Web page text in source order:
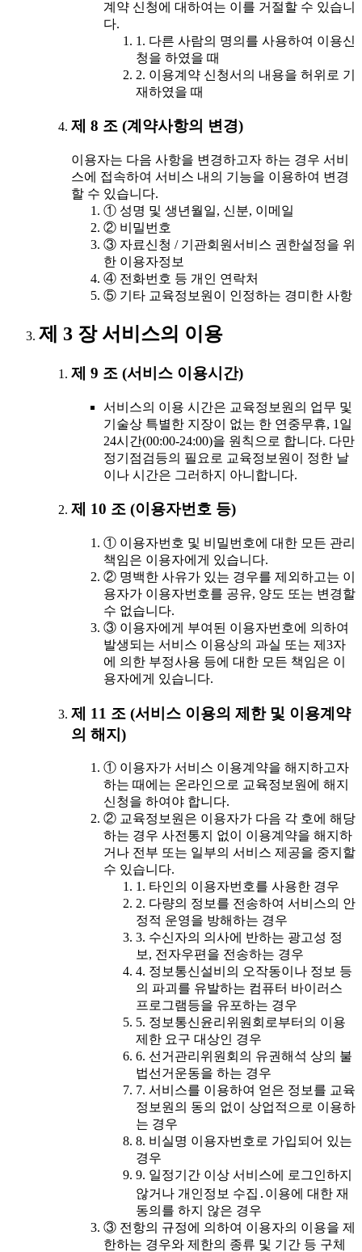
계약 신청에 대하여는 이를 거절할 수 있습니
다.
1. 다른 사람의 명의를 사용하여 이용신
청을 하였을 때
2. 이용계약 신청서의 내용을 허위로 기
재하였을 때
제 8 조 (계약사항의 변경)
이용자는 다음 사항을 변경하고자 하는 경우 서비
스에 접속하여 서비스 내의 기능을 이용하여 변경
할 수 있습니다.
① 성명 및 생년월일, 신분, 이메일
② 비밀번호
③ 자료신청 / 기관회원서비스 권한설정을 위
한 이용자정보
④ 전화번호 등 개인 연락처
⑤ 기타 교육정보원이 인정하는 경미한 사항
제 3 장 서비스의 이용
제 9 조 (서비스 이용시간)
서비스의 이용 시간은 교육정보원의 업무 및
기술상 특별한 지장이 없는 한 연중무휴, 1일
24시간(00:00-24:00)을 원칙으로 합니다. 다만
정기점검등의 필요로 교육정보원이 정한 날
이나 시간은 그러하지 아니합니다.
제 10 조 (이용자번호 등)
① 이용자번호 및 비밀번호에 대한 모든 관리
책임은 이용자에게 있습니다.
② 명백한 사유가 있는 경우를 제외하고는 이
용자가 이용자번호를 공유, 양도 또는 변경할
수 없습니다.
③ 이용자에게 부여된 이용자번호에 의하여
발생되는 서비스 이용상의 과실 또는 제3자
에 의한 부정사용 등에 대한 모든 책임은 이
용자에게 있습니다.
제 11 조 (서비스 이용의 제한 및 이용계약
의 해지)
① 이용자가 서비스 이용계약을 해지하고자
하는 때에는 온라인으로 교육정보원에 해지
신청을 하여야 합니다.
② 교육정보원은 이용자가 다음 각 호에 해당
하는 경우 사전통지 없이 이용계약을 해지하
거나 전부 또는 일부의 서비스 제공을 중지할
수 있습니다.
1. 타인의 이용자번호를 사용한 경우
2. 다량의 정보를 전송하여 서비스의 안
정적 운영을 방해하는 경우
3. 수신자의 의사에 반하는 광고성 정
보, 전자우편을 전송하는 경우
4. 정보통신설비의 오작동이나 정보 등
의 파괴를 유발하는 컴퓨터 바이러스
프로그램등을 유포하는 경우
5. 정보통신윤리위원회로부터의 이용
제한 요구 대상인 경우
6. 선거관리위원회의 유권해석 상의 불
법선거운동을 하는 경우
7. 서비스를 이용하여 얻은 정보를 교육
정보원의 동의 없이 상업적으로 이용하
는 경우
8. 비실명 이용자번호로 가입되어 있는
경우
9. 일정기간 이상 서비스에 로그인하지
않거나 개인정보 수집․이용에 대한 재
동의를 하지 않은 경우
③ 전항의 규정에 의하여 이용자의 이용을 제
한하는 경우와 제한의 종류 및 기간 등 구체